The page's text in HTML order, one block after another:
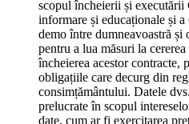
scopul încheierii și
informare și educaționale și
demo între dumneavoastră
pentru a lua măsuri la
încheierea acestor contracte,
obligațiile care decurg din
consimțământului. Datele
prelucrate în scopul
date, cum ar fi exercitarea